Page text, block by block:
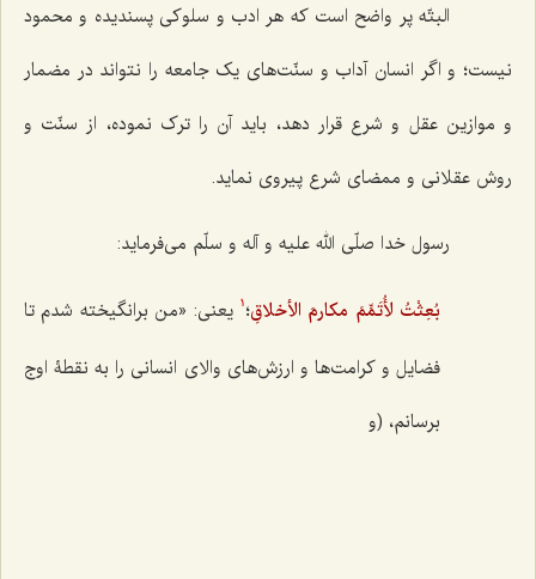
البتّه پر واضح است که هر ادب و سلوکی پسندیده و محمود
نیست؛ و اگر انسان آداب و سنّت‌های یک جامعه را نتواند در مضمار
و موازین عقل و شرع قرار دهد، باید آن را ترک نموده، از سنّت و
روش عقلانی و ممضای شرع پیروی نماید.
رسول خدا صلّی الله علیه و آله و سلّم می‌فرماید:
بُعِثْتُ لأُتَمِّمَ مکارمَ الأخلاقِ؛ 1 یعنی: «من برانگیخته شدم تا
فضایل و کرامت‌ها و ارزش‌های والای انسانی را به نقطۀ اوج
برسانم، (و